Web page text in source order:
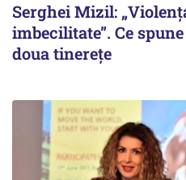
Serghei Mizil:
imbecilitate”. Ce
doua tinerețe